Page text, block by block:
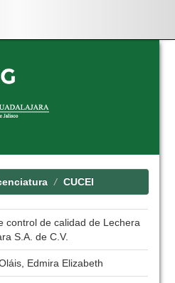
CUCEI
control de calidad de Lechera
S.A. de C.V.
Edmira Elizabeth